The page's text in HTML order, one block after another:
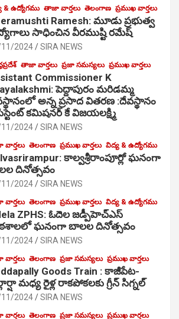
& ఉద్యోగము తాజా వార్తలు తెలంగాణ ప్రముఖ వార్తలు
Ramesh: మూడు ప్రభుత్వ
సాధించిన వీరముష్టి రమేష్
2024 SIRA NEWS
తాజా వార్తలు ప్రజా సమస్యలు ప్రముఖ వార్తలు
Commissioner K
పెద్దాపురం మరిడమ్మ
అన్న ప్రసాద వితరణ :దేవస్థానం
కమిషనర్ కే విజయలక్ష్మి
2024 SIRA NEWS
తెలంగాణ ప్రముఖ వార్తలు విద్య & ఉద్యోగము
కాల్వశ్రీరాంపూర్లో ఘనంగా
దినోత్సవం
2024 SIRA NEWS
తెలంగాణ ప్రముఖ వార్తలు విద్య & ఉద్యోగము
ZPHS: ఓదెల జ‌డ్పీహెచ్ఎస్
ఘనంగా బాలల దినోత్సవం
2024 SIRA NEWS
తెలంగాణ ప్రజా సమస్యలు ప్రముఖ వార్తలు
Goods Train : కాజీపేట-
మధ్య రైళ్ల రాకపోకలకు గ్రీన్ సిగ్నల్
2024 SIRA NEWS
తెలంగాణ ప్రజా సమస్యలు ప్రముఖ వార్తలు